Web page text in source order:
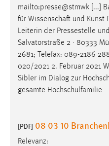
mailto:presse@stmwk [...]
für Wissenschaft und Kunst
Leiterin der Pressestelle
Salvatorstraße 2 · 80333
2681; Telefax: 089-2186
020/2021 2. Februar 2021
Sibler im Dialog zur
gesamte Hochschulfamilie
[PDF] 08 03 10
Relevanz: